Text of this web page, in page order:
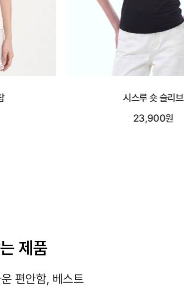
시스루 롱 슬리브
25,900원
제품
편안함, 베스트